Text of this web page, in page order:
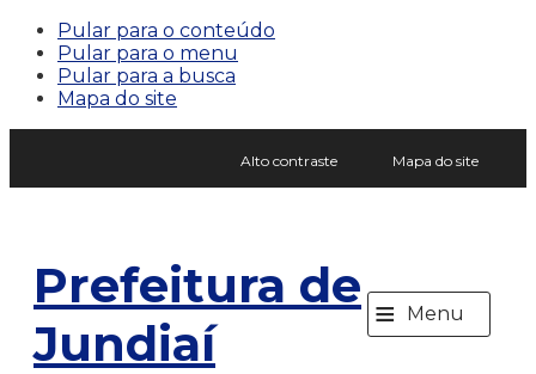
Pular para o conteúdo
Pular para o menu
Pular para a busca
Mapa do site
Alto contraste Mapa do site
Prefeitura de
Jundiaí
≡ Menu